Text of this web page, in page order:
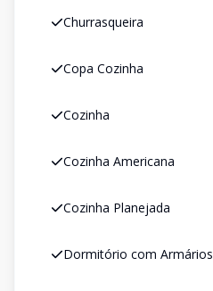
Churrasqueira
Copa Cozinha
Cozinha
Cozinha Americana
Cozinha Planejada
Dormitório com Armários